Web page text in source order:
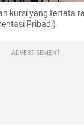
kursi yang tertata
Pribadi)
ADVERTISEMENT